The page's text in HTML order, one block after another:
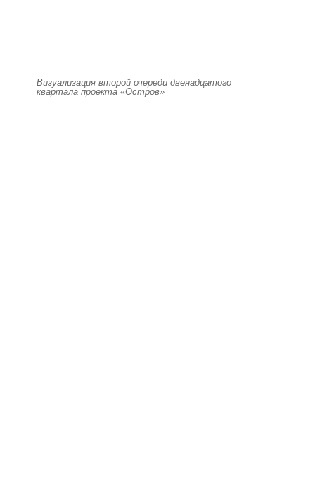
Визуализация второй очереди двенадцатого
квартала проекта «Остров»